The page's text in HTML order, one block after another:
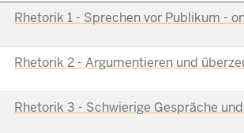
Rhetorik 1 - Sprechen vor Publikum -
Rhetorik 2 - Argumentieren und
Rhetorik 3 - Schwierige Gespräche